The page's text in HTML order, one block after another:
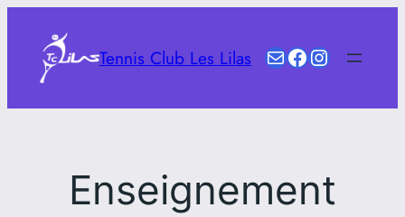
contenu
Tennis Club Les Lilas E-mailFacebook
Instagram
Enseignement